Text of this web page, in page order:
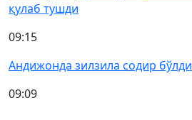
қулаб тушди
09:15
Андижонда зилзила содир бўлди
09:09